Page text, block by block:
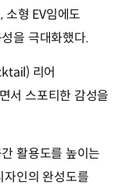
소형 EV임에도
을 극대화했다.
리어
서 스포티한 감성을
활용도를 높이는
자인의 완성도를